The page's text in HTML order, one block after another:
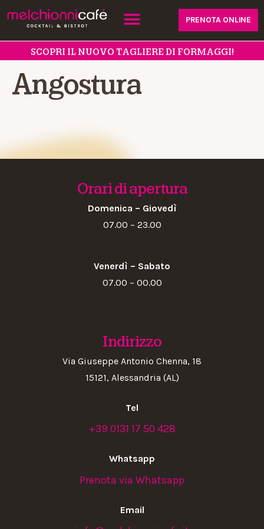
PRENOTA ONLINE
SCOPRI IL NUOVO TAGLIERE DI FORMAGGI!
Angostura
Orari di apertura
Domenica – Giovedì
07.00 – 23.00
Venerdì – Sabato
07.00 – 00.00
Indirizzo
Via Giuseppe Antonio Chenna, 18
15121, Alessandria (AL)
Tel
+39 0131 17 50 428
Whatsapp
Prenota via Whatsapp
Email